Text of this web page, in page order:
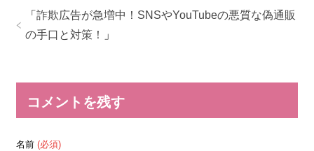
「 詐欺広告が急増中！SNSやYouTubeの悪質な偽通販
の手口と対策！
」
コメントを残す
名前 (必須)